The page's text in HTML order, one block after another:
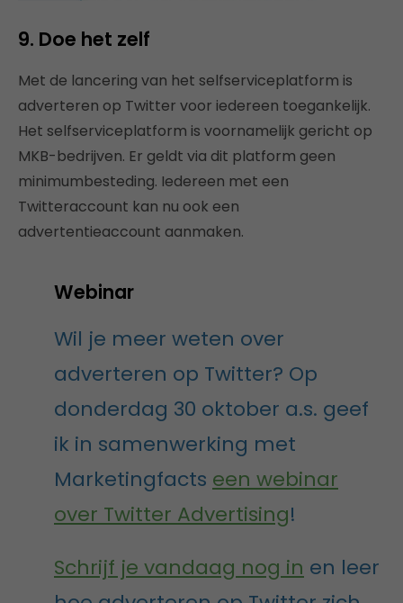
9. Doe het zelf
Met de lancering van het selfserviceplatform is
adverteren op Twitter voor iedereen toegankelijk.
Het selfserviceplatform is voornamelijk gericht op
MKB-bedrijven. Er geldt via dit platform geen
minimumbesteding. Iedereen met een
Twitteraccount kan nu ook een
advertentieaccount aanmaken.
Webinar
Wil je meer weten over
adverteren op Twitter? Op
donderdag 30 oktober a.s. geef
ik in samenwerking met
Marketingfacts een webinar
over Twitter Advertising!
Schrijf je vandaag nog in en leer